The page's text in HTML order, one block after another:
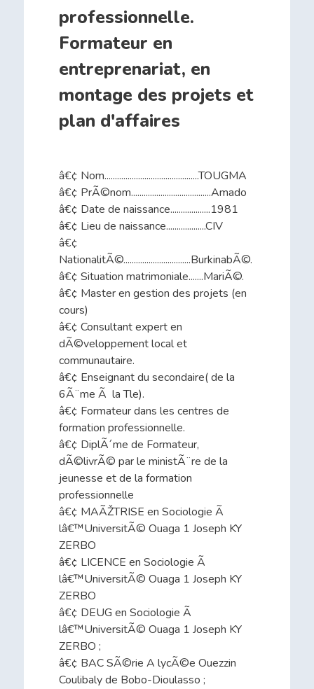
professionnelle.
Formateur en
entreprenariat, en
montage des projets et
plan d'affaires
â€¢ Nom.............................................TOUGMA
â€¢ PrÃ©nom......................................Amado
â€¢ Date de naissance...................1981
â€¢ Lieu de naissance...................CIV
â€¢
NationalitÃ©................................BurkinabÃ©.
â€¢ Situation matrimoniale.......MariÃ©.
â€¢ Master en gestion des projets (en
cours)
â€¢ Consultant expert en
dÃ©veloppement local et
communautaire.
â€¢ Enseignant du secondaire( de la
6Ã¨me Ã la Tle).
â€¢ Formateur dans les centres de
formation professionnelle.
â€¢ DiplÃ´me de Formateur,
dÃ©livrÃ© par le ministÃ¨re de la
jeunesse et de la formation
professionnelle
â€¢ MAÃŽTRISE en Sociologie Ã
lâ€™UniversitÃ© Ouaga 1 Joseph KY
ZERBO
â€¢ LICENCE en Sociologie Ã
lâ€™UniversitÃ© Ouaga 1 Joseph KY
ZERBO
â€¢ DEUG en Sociologie Ã
lâ€™UniversitÃ© Ouaga 1 Joseph KY
ZERBO ;
â€¢ BAC SÃ©rie A lycÃ©e Ouezzin
Coulibaly de Bobo-Dioulasso ;